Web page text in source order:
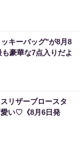
キーバッグ"が8月8
豪華な7点入りだよ
リザーブロースタ
愛い♡《8月6日発